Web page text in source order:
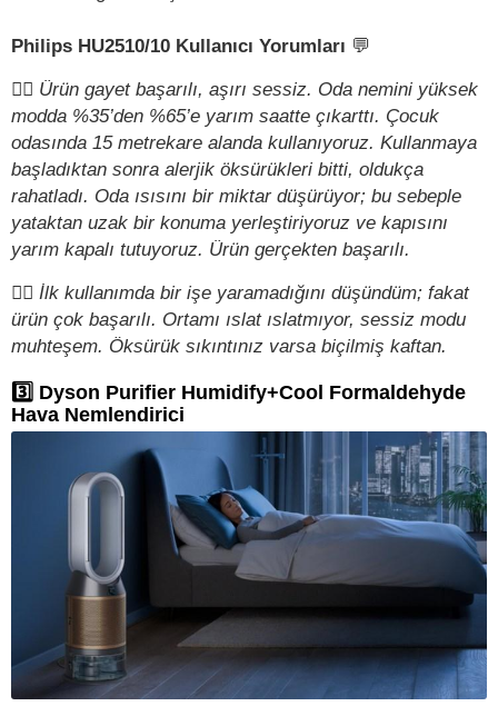
Philips HU2510/10 Kullanıcı Yorumları 💬
✍🏻 Ürün gayet başarılı, aşırı sessiz. Oda nemini yüksek
modda %35’den %65’e yarım saatte çıkarttı. Çocuk
odasında 15 metrekare alanda kullanıyoruz. Kullanmaya
başladıktan sonra alerjik öksürükleri bitti, oldukça
rahatladı. Oda ısısını bir miktar düşürüyor; bu sebeple
yataktan uzak bir konuma yerleştiriyoruz ve kapısını
yarım kapalı tutuyoruz. Ürün gerçekten başarılı.
✍🏻 İlk kullanımda bir işe yaramadığını düşündüm; fakat
ürün çok başarılı. Ortamı ıslat ıslatmıyor, sessiz modu
muhteşem. Öksürük sıkıntınız varsa biçilmiş kaftan.
3️⃣ Dyson Purifier Humidify+Cool Formaldehyde
Hava Nemlendirici